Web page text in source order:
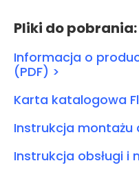
Pliki do pobrania:
Informacja o
(PDF) >
Karta katalogowa
Instrukcja montażu
Instrukcja obsługi i